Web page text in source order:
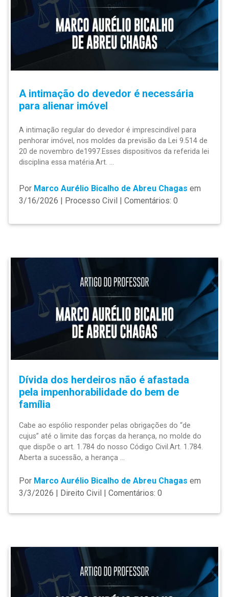
A intimação do devedor é necessária
para alienar imóvel
A intimação regular do devedor é imprescindível para
penhorar imóvel, nos moldes da previsão da Lei 9.514 de
20 de novembro de1997.Esses dispositivos da referida lei
disciplina essa matéria.Art. ...
Por Marco Aurélio Bicalho de Abreu Chagas em
3/16/2026 | Processo Civil | Comentários: 0
Dívida dos herdeiros não é afastada
pela impenhorabilidade do bem de
família
Cabe ao espólio responder pelas obrigações do “de
cujus” até o limite das forças da herança, no molde do
que dispõe o art. 1.784 do nosso Código Civil.Art. 1.784.
Aberta a sucessão, a herança ...
Por Marco Aurélio Bicalho de Abreu Chagas em
3/3/2026 | Direito Civil | Comentários: 0